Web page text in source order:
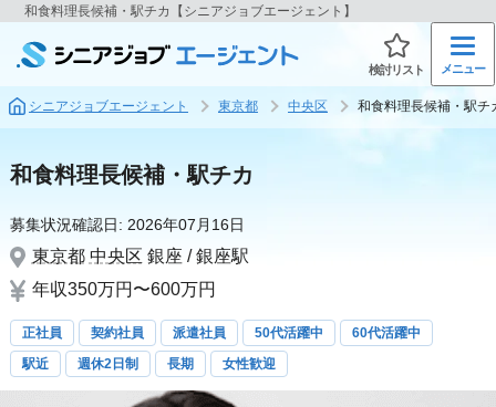
和食料理長候補・駅チカ【シニアジョブエージェント】
検討リスト メニュー
シニアジョブエージェント 東京都 中央区 和食料理長候補・駅チ
和食料理長候補・駅チカ
募集状況確認日: 2026年07月16日
東京都 中央区 銀座 / 銀座駅
年収350万円〜600万円
正社員 契約社員 派遣社員 50代活躍中
60代活躍中
駅近
週休2日制 長期 女性歓迎